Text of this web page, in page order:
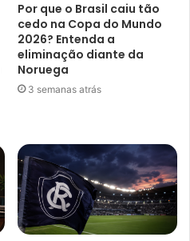
Por que o Brasil caiu tão
cedo na Copa do Mundo
2026? Entenda a
eliminação diante da
Noruega
3 semanas atrás